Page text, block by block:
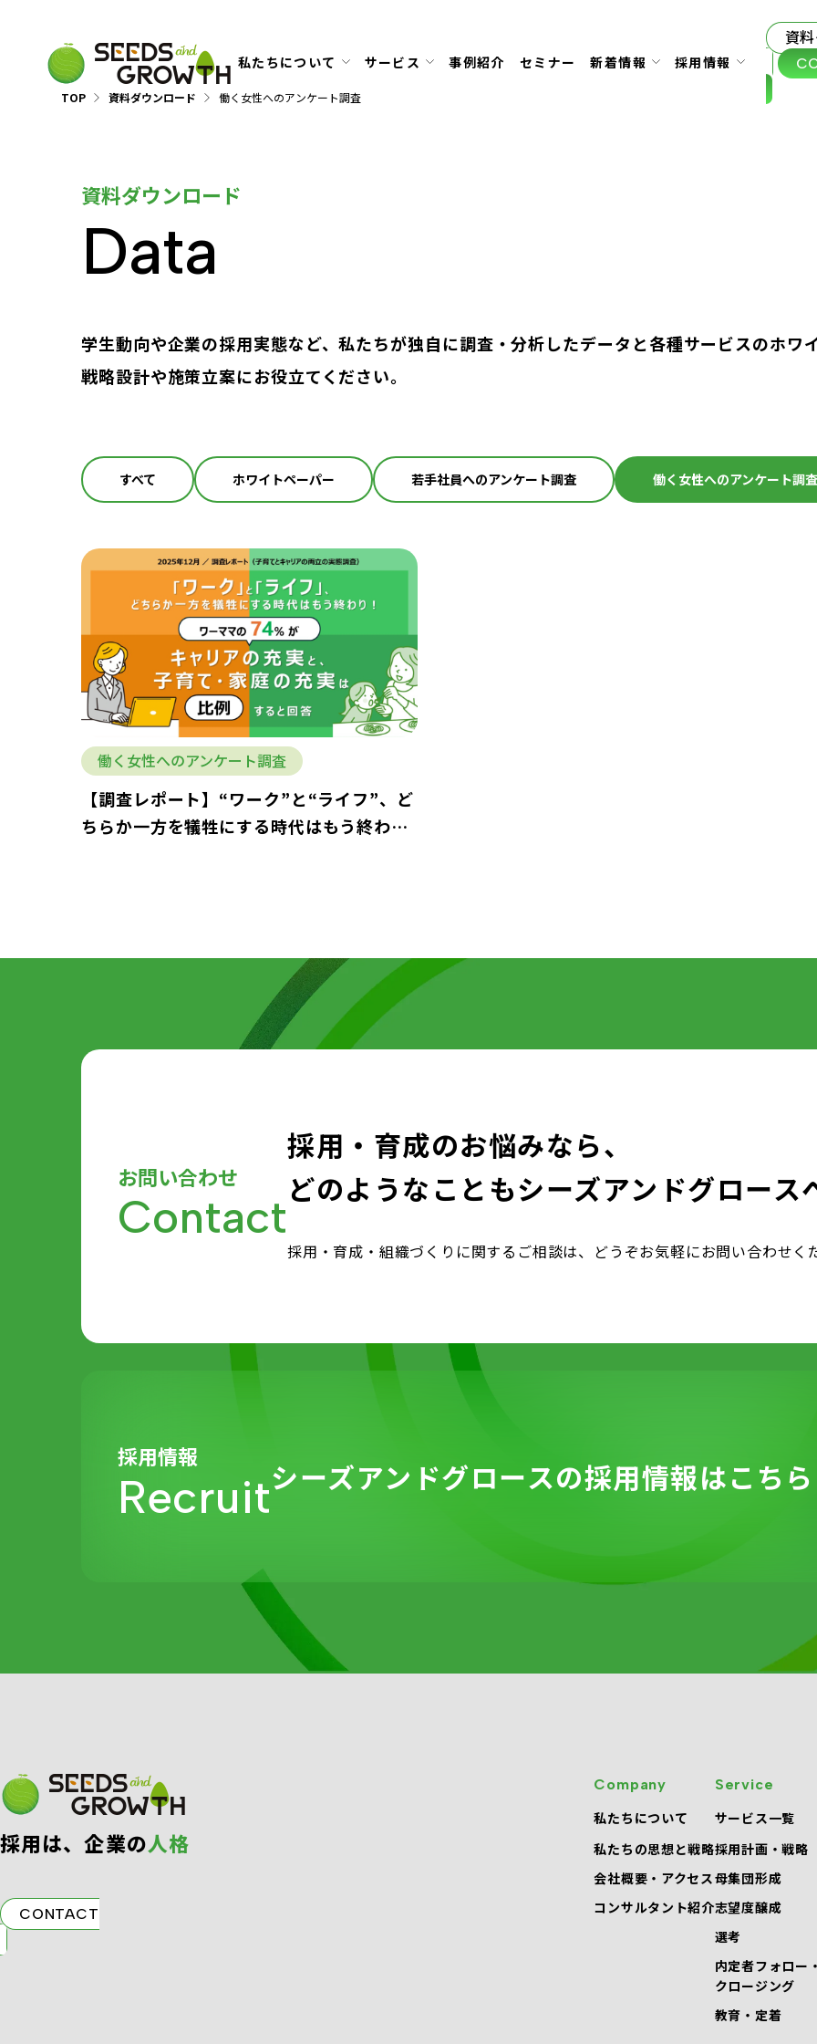
私たちについて サービス 事例紹介 セミナー 新着情報 採用情報
資
TOP 資料ダウンロード 働く女性へのアンケート調査
資料ダウンロード
Data
学生動向や企業の採用実態など、私たちが独自に調査・分析したデータと各種サービスのホワ
戦略設計や施策立案にお役立てください。
すべて ホワイトペーパー 若手社員へのアンケート調査 働く女性へのアンケート調査
働く女性へのアンケート調査
【調査レポート】“ワーク”と“ライフ”、ど
ちらか一方を犠牲にする時代はもう終わ
お問い合わせ
Contact
採用・育成のお悩みなら、
どのようなこともシーズアンドグロース
採用・育成・組織づくりに関するご相談は、どうぞお気軽にお問い合わせく
採用情報
Recruitシーズアンドグロースの採用情報はこちら
採⽤は、企業の⼈格
CONTACT
Company
私たちについて
私たちの思想と戦略
会社概要・アクセス
コンサルタント紹介
Service
サービス一覧
採用計画・戦略
母集団形成
志望度醸成
選考
内定者フォロー
クロージング
教育・定着